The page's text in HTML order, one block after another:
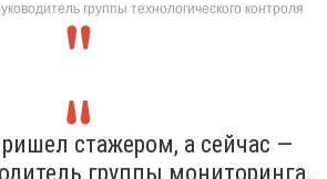
группы технологического контроля
стажером, а сейчас —
группы мониторинга.